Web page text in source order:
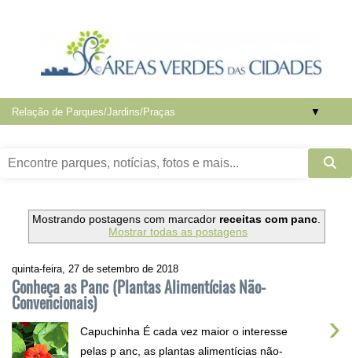
▼
Mostrando postagens com marcador receitas com panc.
Mostrar todas as postagens
quinta-feira, 27 de setembro de 2018
Conheça as Panc (Plantas Alimentícias Não-
Convencionais)
›
Capuchinha É cada vez maior o interesse
pelas p anc, as plantas alimentícias não-